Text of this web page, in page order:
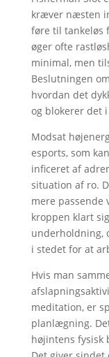
kræver næsten
føre til tankeløs
øger ofte
minimal, men
Beslutningen
hvordan det
og blokerer det
Modsat
esports, som
inficeret af
situation af ro.
mere passende
kroppen klart
underholdning,
i stedet for at
Hvis man
meditation, er
planlægning.
højintens fysisk